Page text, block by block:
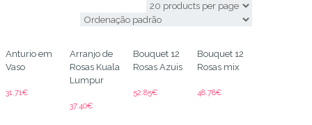
Anturio em
Vaso
31.71€
Arranjo de
Rosas Kuala
Lumpur
37.40€
Bouquet 12
Rosas Azuis
52.85€
Bouquet 12
Rosas mix
48.78€